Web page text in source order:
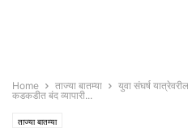
Home ताज्या बातम्या
युवा संघर्ष
कडकडीत बंद व्यापारी...
ताज्या बातम्या